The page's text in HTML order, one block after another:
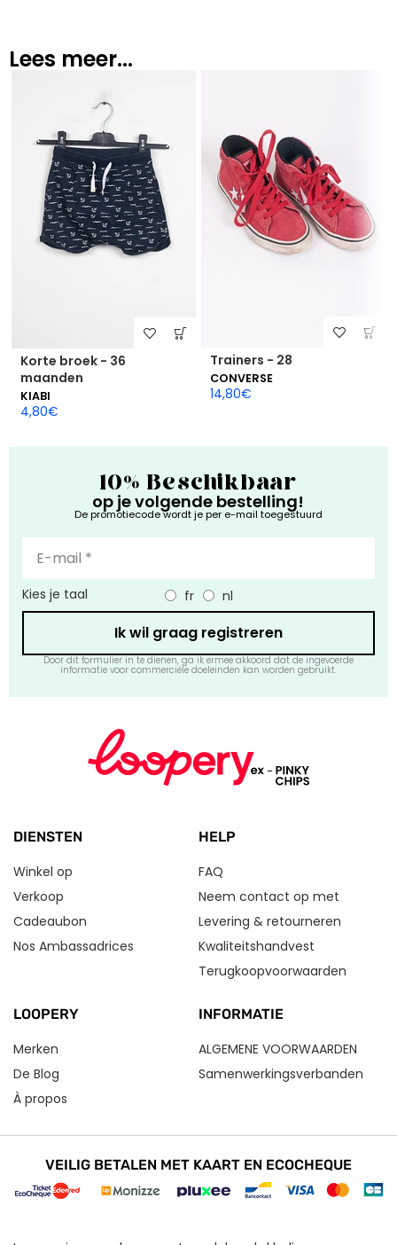
Lees meer...
Korte broek - 36
maanden
KIABI
4,80€
Trainers - 28
CONVERSE
14,80€
10% Beschikbaar
op je volgende bestelling!
De promotiecode wordt je per e-mail toegestuurd
Kies je taal fr nl
Ik wil graag registreren
Door dit formulier in te dienen, ga ik ermee akkoord dat de ingevoerde
informatie voor commerciële doeleinden kan worden gebruikt.
DIENSTEN
Winkel op
Verkoop
Cadeaubon
Nos Ambassadrices
HELP
FAQ
Neem contact op met
Levering & retourneren
Kwaliteitshandvest
Terugkoopvoorwaarden
LOOPERY
Merken
De Blog
À propos
INFORMATIE
ALGEMENE VOORWAARDEN
Samenwerkingsverbanden
VEILIG BETALEN MET KAART EN ECOCHEQUE